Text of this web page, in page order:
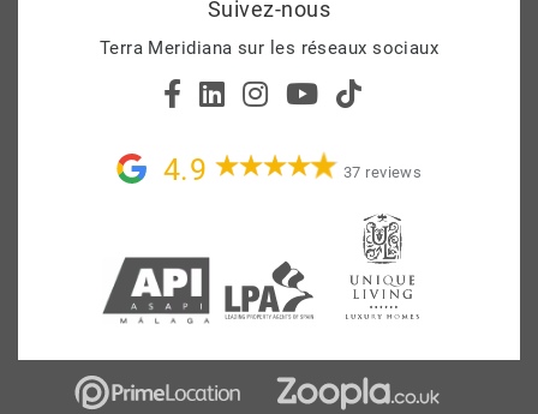
Suivez-nous
Terra Meridiana sur les réseaux sociaux
4.9 37 reviews